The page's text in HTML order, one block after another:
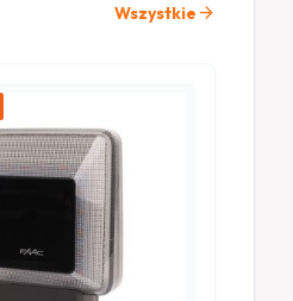
Wszystkie arrow_forward